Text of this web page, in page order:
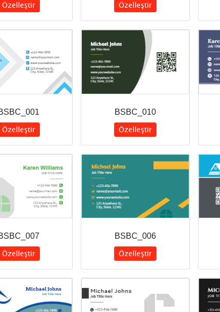
Özelleştir
Özelleştir
Özelleştir
BSBC_010
Özelleştir
Özelleştir
BSBC_006
Özelleştir